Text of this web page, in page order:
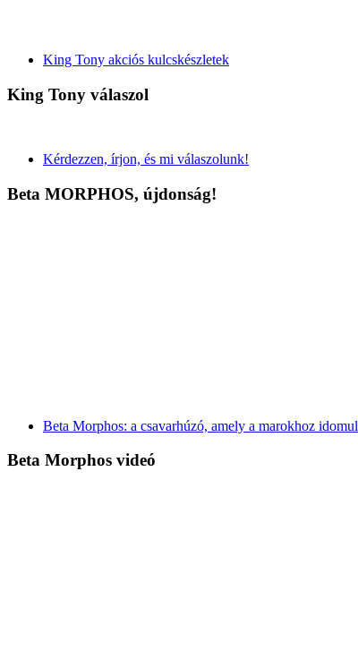
King Tony akciós kulcskészletek
King Tony válaszol
Kérdezzen, írjon, és mi válaszolunk!
Beta MORPHOS, újdonság!
Beta Morphos: a csavarhúzó, amely a marokhoz idomul
Beta Morphos videó